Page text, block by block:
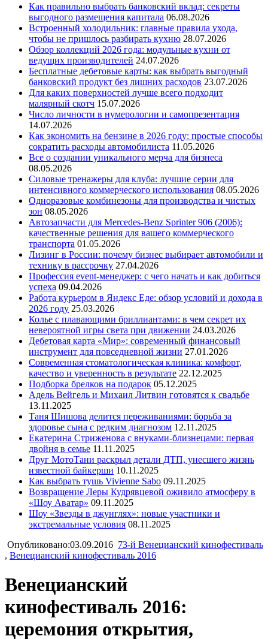
Как правильно выбрать банковский вклад: секреты
выгодного размещения капитала 06.08.2026
Встроенный холодильник: главные правила ухода,
чтобы не пришлось разбирать кухню 28.07.2026
Обзор коллекций 2026 года: модульные кухни от
ведущих производителей 24.07.2026
Бесплатные дебетовые карты: как выбрать выгодный
банковский продукт без лишних расходов 23.07.2026
Для каких поверхностей лучше всего подходит
малярный скотч 15.07.2026
Число личности в нумерологии и самопрезентация
14.07.2026
Как экономить на бензине в 2026 году: простые способы
сократить расходы автомобилиста 11.05.2026
Все о создании уникального мерча для бизнеса
08.05.2026
Силовые тренажеры для клуба: лучшие серии для
интенсивного коммерческого использования 08.05.2026
Одноразовые комбинезоны для производства и чистых
зон 08.05.2026
Автозапчасти для Mercedes-Benz Sprinter 906 (2006):
качественные решения для вашего коммерческого
транспорта 01.05.2026
Лизинг в России: почему бизнес выбирает автомобили и
технику в рассрочку 27.04.2026
Профессия event-менеджер: с чего начать и как добиться
успеха 09.04.2026
Работа курьером в Яндекс Еде: обзор условий и дохода в
2026 году 25.03.2026
Колье с плавающими бриллиантами: в чем секрет их
невероятной игры света при движении 24.03.2026
Дебетовая карта «Мир»: современный финансовый
инструмент для повседневной жизни 27.01.2026
Современная стоматологическая клиника: комфорт,
качество и уверенность в результате 22.12.2025
Подборка брелков на подарок 05.12.2025
Адель Вейгель и Михаил Литвин готовятся к свадьбе
13.11.2025
Таня Шишова делится переживаниями: борьба за
здоровье сына с редким диагнозом 12.11.2025
Екатерина Стриженова с внуками-близнецами: первая
двойня в семье 11.11.2025
Друг МотоТани раскрыл детали ДТП, унесшего жизнь
известной байкерши 10.11.2025
Как выбрать тушь Vivienne Sabo 09.11.2025
Возвращение Леры Кудрявцевой оживило атмосферу в
«Шоу Аватар» 09.11.2025
Шоу «Звезды в джунглях»: новые участники и
экстремальные условия 08.11.2025
Опубликовано:03.09.2016 73-й Венецианский кинофестиваль
, Венецианский кинофестиваль 2016
Венецианский
кинофестиваль 2016:
церемония открытия,